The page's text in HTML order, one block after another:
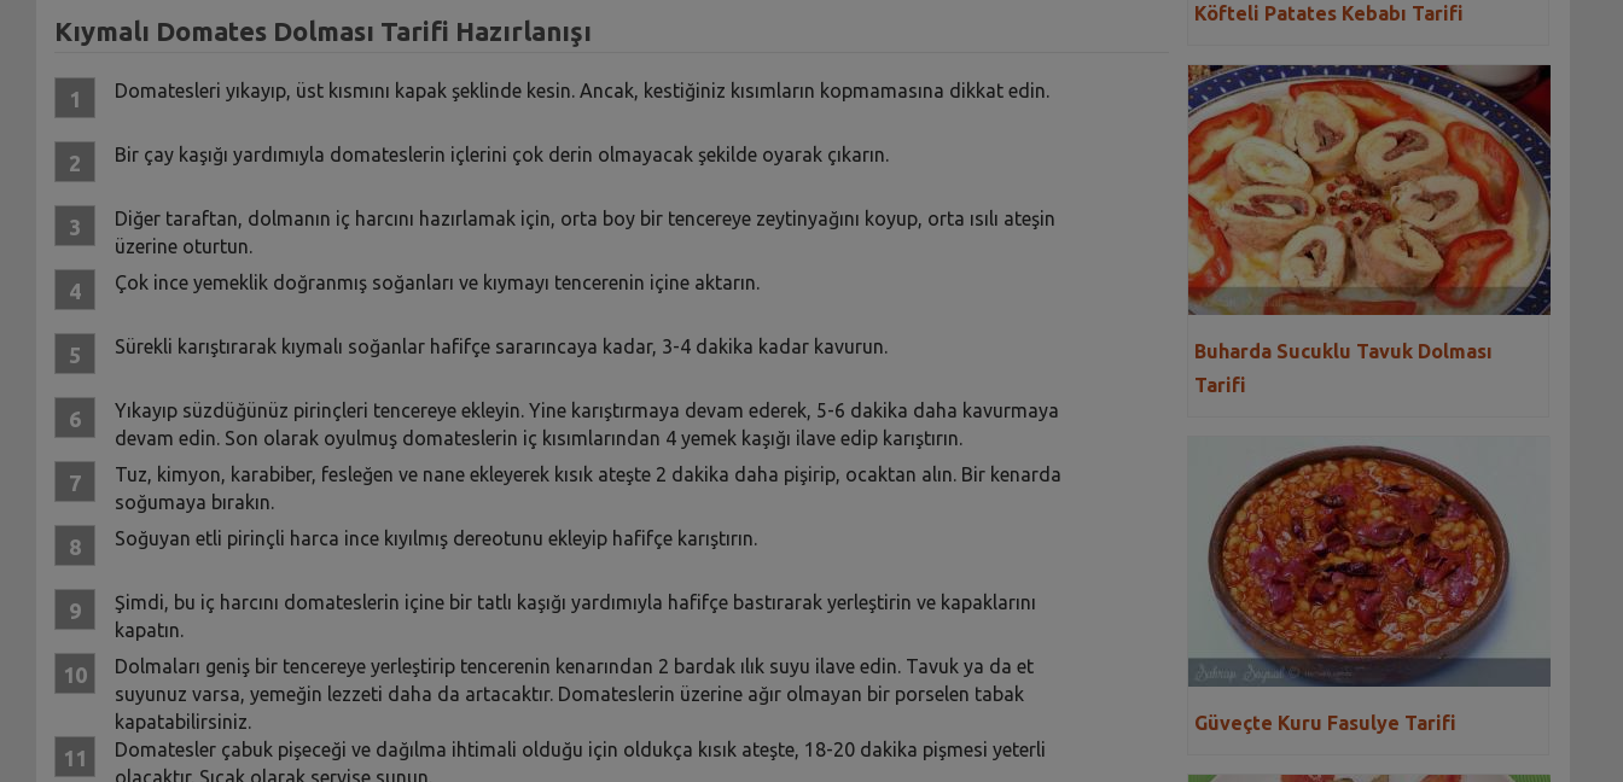
Kıymalı Domates Dolması Tarifi Hazırlanışı
Domatesleri yıkayıp, üst kısmını kapak şeklinde kesin. Ancak, kestiğiniz kısımların kopmamasına dikkat edin.
Bir çay kaşığı yardımıyla domateslerin içlerini çok derin olmayacak şekilde oyarak çıkarın.
Diğer taraftan, dolmanın iç harcını hazırlamak için, orta boy bir tencereye zeytinyağını koyup, orta ısılı ateşin
üzerine oturtun.
Çok ince yemeklik doğranmış soğanları ve kıymayı tencerenin içine aktarın.
Sürekli karıştırarak kıymalı soğanlar hafifçe sararıncaya kadar, 3-4 dakika kadar kavurun.
Yıkayıp süzdüğünüz pirinçleri tencereye ekleyin. Yine karıştırmaya devam ederek, 5-6 dakika daha kavurmaya
devam edin. Son olarak oyulmuş domateslerin iç kısımlarından 4 yemek kaşığı ilave edip karıştırın.
Tuz, kimyon, karabiber, fesleğen ve nane ekleyerek kısık ateşte 2 dakika daha pişirip, ocaktan alın. Bir kenarda
soğumaya bırakın.
Soğuyan etli pirinçli harca ince kıyılmış dereotunu ekleyip hafifçe karıştırın.
Şimdi, bu iç harcını domateslerin içine bir tatlı kaşığı yardımıyla hafifçe bastırarak yerleştirin ve kapaklarını
kapatın.
Dolmaları geniş bir tencereye yerleştirip tencerenin kenarından 2 bardak ılık suyu ilave edin. Tavuk ya da et
suyunuz varsa, yemeğin lezzeti daha da artacaktır. Domateslerin üzerine ağır olmayan bir porselen tabak
kapatabilirsiniz.
Domatesler çabuk pişeceği ve dağılma ihtimali olduğu için oldukça kısık ateşte, 18-20 dakika pişmesi yeterli
olacaktır. Sıcak olarak servise sunun.
Köfteli Patates Kebabı Tarifi
Buharda Sucuklu Tavuk Dolması
Tarifi
Güveçte Kuru Fasulye Tarifi